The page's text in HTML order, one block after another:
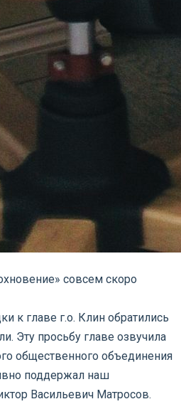
совсем скоро
к главе г.о. Клин обратились
Эту просьбу главе озвучила
общественного объединения
поддержал наш
Васильевич Матросов.